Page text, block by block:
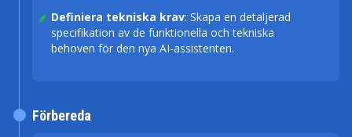
Definiera tekniska krav: Skapa en detaljerad
specifikation av de funktionella och tekniska
behoven för den nya AI-assistenten.
Förbereda